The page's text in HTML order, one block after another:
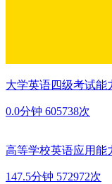
大学英语四级考试能
0.0分钟 605738次
高等学校英语应用能
147.5分钟 572972次